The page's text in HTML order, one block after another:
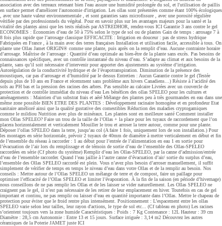
association avec des terreaux retenant bien l'eau assure une humidité prolongée du sol, et l'utilisation de paillis
en surface permet d'améliorer l'autonomie d'irrigation. Les ollas sont présentées comme étant 100% écologiques
, avec une haute valeur environnementale , et sont garanties sans microfissure , avec une porosité régulière
vérifiée par des professionnels du végétal. Pour en savoir plus sur les avantages majeurs pour la santé et la
vitalité des plantes ainsi que les tests réalisés par ASTREDHOR, rendez-vous ICI Garantie 3 ans contre le gel
ECONOMIES : Économies d’eau de 50 à 75% selon le type de sol ou de plantes Gain de temps : arrosage 7 à
8 fois plus rapide que l’arrosage classique EFFICACITE : Irrigation en douceur : pas de stress hydrique
Fabriquées en France , à la main avec des terres françaises Installation et utilisation facile, accessible à tous. On
plante une Ollas Jamet ORIGIN® comme une plante, puis après on la remplit d’eau. Aucune contrainte horaire
d’arrosage. Maîtrise de l’arrosage : Quantité d’eau optimale au bien-être de la plante sans excès. Pas besoins de
connaissances spécifiques, avec un contrôle instantané du niveau d’eau. S’adapte au climat et aux besoins de la
plante, sans qu’il soit nécessaire d’intervenir pour apporter des ajustements au système d’irrigation.
Autorégulation de la conductivité hydrique et de l’évapotranspiration. Diminution de la présence des
moustiques, car pas d’arrosage et d’humidité par le dessus Entretien : Aucun Garantie contre le gel (Testée
depuis plus de 10 ans en France et récemment sans problème aux hivers Canadiens…) Résiste à l’acidité des
sols au PH bas et la pression des racines des arbres. Pas sensible au calcaire Livrées avec un couvercle de
protection et de contrôle immédiat du niveau d’eau Les bénéfices des ollas SPELEO pour les cultures et
aménagements : Maintien d’un substrat frais et aéré Mélange des plantes peu à très gourmandes en eau dans une
même zone possible BIEN ETRE DES PLANTES : Développement racinaire homogène et en profondeur Etat
sanitaire amélioré ainsi que la qualité gustative des comestibles Réduction des maladies cryptogamiques
comme le mildiou Nutrition avec plus de minéraux. Les plantes sont en meilleure santé Comment installer
mon Ollas SPELEO? Faire un trou de la taille de l’Ollas + la place pour les tuyaux de raccordement que l’on
placera horizontalement et verticalement Mouiller le trou et arroser la terre autour, comme pour une plante.
Déposer l’ollas SPELEO dans la terre, jusqu’au col (A faire 1 fois, uniquement lors de son installation.) Pour
les montages en série horizontale, prévoir 2 tuyaux de 40mm de diamètre à mettre verticalement en début et fin
de l’ensemble du réseau à raccorder : 1 au début pour l’entrée de l’alimentation en eau 1 en sortie pour
l’évacuation de l’air lors du remplissage et de témoin de sortie d’eau de l’ensemble des Ollas-SPELEO
raccordées en série (Cf photo du système) Remplir d’eau les Ollas-SPELEO, par la canne d’admission/entrée
d’eau de l’ensemble raccorder. Quand l’eau jaillie à l’autre canne d’évacuation d’air/ sortie du surplus d’eau,
l’ensemble des Ollas SPELEO raccordé est plein. Vous n’avez plus besoin d’arroser manuellement, il suffit
simplement de vérifier de temps en temps le niveau d’eau dans votre Ollas et de la remplir au besoin. Nos
conseils : Mettre autour de l’Ollas SPELEO un mélange de terre et de compost, faire un paillage pour
optimiser l’efficacité de l’Ollas SPELEO et limiter l’évaporation. À la fin de la saison (en période d’hivernage)
nous conseillons de ne pas remplir les Ollas et de les laisser se vider naturellement. Les Ollas SPELEO ne
craignent pas le gel, il n’est pas nécessaire de les retirer de leur emplacement en hiver. Toutefois en cas de gel
important et continu, ne pas remplir ou laisser d’eau en quantité importante dans l’Ollas. Mettre le chapeau de
protection pour éviter que le froid rentre plus intensément. Positionnement : L’espacement entre les ollas
SPELEO varie selon leur tailles, leur rayon d'actions, le type de sol etc... (Cf tableau en photo) Les racines
s’orientent toujours vers la zone humide Caractéristiques : Poids : 7 Kg Contenance : 12L Hauteur : 39 cm
Diamètre : 28,5 cm Autonomie : Entre 13 et 15 jours. Surface irriguée : 3,14 m2 Découvrez les autres
céramiques de la Poterie JAMET juste ICI